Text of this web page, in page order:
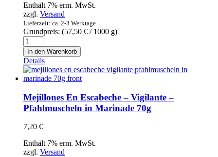
Enthält 7% erm. MwSt.
zzgl. Versand
Lieferzeit: ca. 2-3 Werktage
Grundpreis: (57,50 € / 1000 g)
Sardinas
en
aceite
de
oliva
88g
-
Sardinen
in
Menge
In den Warenkorb
Details
Mejillones En Escabeche – Vigilante –
Pfahlmuscheln in Marinade 70g
7,20 €
Enthält 7% erm. MwSt.
zzgl. Versand